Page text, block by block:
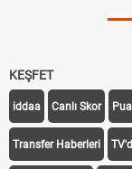
KEŞFET
iddaa Canlı Skor
Transfer Haberleri